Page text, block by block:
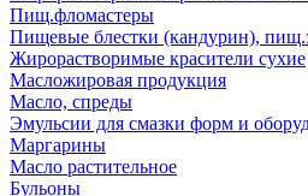
Пищ.фломастеры
Пищевые блестки (кандурин),
Жирорастворимые красители сухие
Масложировая продукция
Масло, спреды
Эмульсии для смазки форм и
Маргарины
Масло растительное
Бульоны